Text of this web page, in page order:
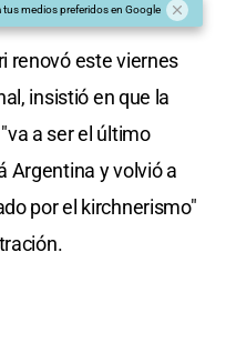
tus medios preferidos en Google
renovó este viernes
insistió en que la
a ser el último
Argentina y volvió a
por el kirchnerismo"